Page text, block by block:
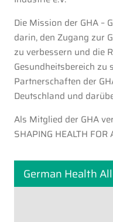
Die Mission der GHA –
darin, den Zugang zur
zu verbessern und die
Gesundheitsbereich zu
Partnerschaften der
Deutschland und
Als Mitglied der GHA
SHAPING HEALTH FOR
German Health